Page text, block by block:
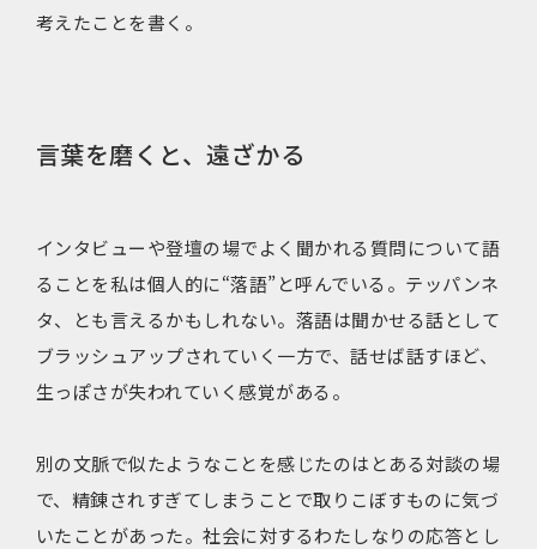
考えたことを書く。
言葉を磨くと、遠ざかる
インタビューや登壇の場でよく聞かれる質問について語
ることを私は個人的に“落語”と呼んでいる。テッパンネ
タ、とも言えるかもしれない。落語は聞かせる話として
ブラッシュアップされていく一方で、話せば話すほど、
生っぽさが失われていく感覚がある。
別の文脈で似たようなことを感じたのはとある対談の場
で、精錬されすぎてしまうことで取りこぼすものに気づ
いたことがあった。社会に対するわたしなりの応答とし